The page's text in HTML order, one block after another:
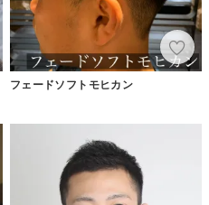
フェードソフトモヒカン